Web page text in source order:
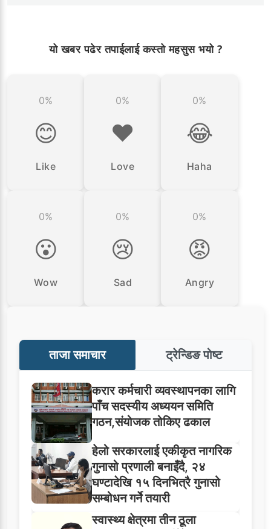
यो खबर पढेर तपाईलाई कस्तो महसुस भयो ?
0%
😊
Like
0%
❤️
Love
0%
😂
Haha
0%
😮
Wow
0%
😢
Sad
0%
😡
Angry
ताजा समाचार ट्रेन्डिङ पोष्ट
करार कर्मचारी व्यवस्थापनका लागि
पाँच सदस्यीय अध्ययन समिति
गठन,संयोजक तोकिए ढकाल
हेलो सरकारलाई एकीकृत नागरिक
गुनासो प्रणाली बनाइँदै, २४
घण्टादेखि १५ दिनभित्रै गुनासो
सम्बोधन गर्ने तयारी
स्वास्थ्य क्षेत्रमा तीन ठूला